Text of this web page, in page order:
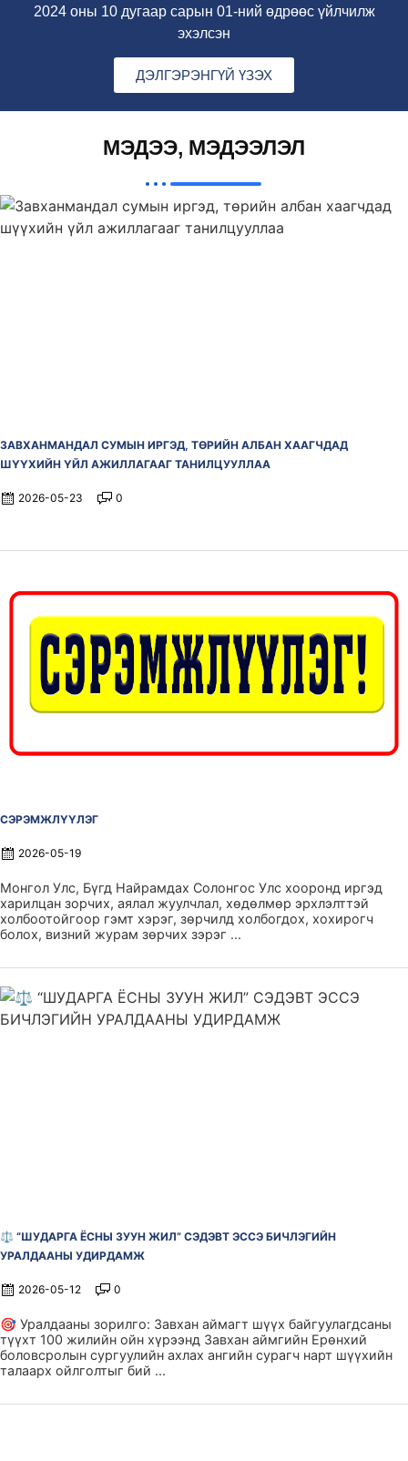
2024 оны 10 дугаар сарын 01-ний өдрөөс үйлчилж
эхэлсэн
ДЭЛГЭРЭНГҮЙ ҮЗЭХ
МЭДЭЭ, МЭДЭЭЛЭЛ
ЗАВХАНМАНДАЛ СУМЫН ИРГЭД, ТӨРИЙН АЛБАН ХААГЧДАД
ШҮҮХИЙН ҮЙЛ АЖИЛЛАГААГ ТАНИЛЦУУЛЛАА
2026-05-23 0
СЭРЭМЖЛҮҮЛЭГ
2026-05-19
Монгол Улс, Бүгд Найрамдах Солонгос Улс хооронд иргэд
харилцан зорчих, аялал жуулчлал, хөдөлмөр эрхлэлттэй
холбоотойгоор гэмт хэрэг, зөрчилд холбогдох, хохирогч
болох, визний журам зөрчих зэрэг ...
⚖️ “ШУДАРГА ЁСНЫ ЗУУН ЖИЛ” СЭДЭВТ ЭССЭ БИЧЛЭГИЙН
УРАЛДААНЫ УДИРДАМЖ
2026-05-12 0
🎯 Уралдааны зорилго: Завхан аймагт шүүх байгуулагдсаны
түүхт 100 жилийн ойн хүрээнд Завхан аймгийн Ерөнхий
боловсролын сургуулийн ахлах ангийн сурагч нарт шүүхийн
талаарх ойлголтыг бий ...